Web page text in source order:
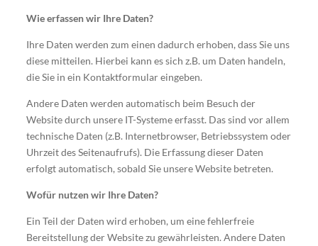
Wie erfassen wir Ihre Daten?
Ihre Daten werden zum einen dadurch erhoben, dass Sie uns
diese mitteilen. Hierbei kann es sich z.B. um Daten handeln,
die Sie in ein Kontaktformular eingeben.
Andere Daten werden automatisch beim Besuch der
Website durch unsere IT-Systeme erfasst. Das sind vor allem
technische Daten (z.B. Internetbrowser, Betriebssystem oder
Uhrzeit des Seitenaufrufs). Die Erfassung dieser Daten
erfolgt automatisch, sobald Sie unsere Website betreten.
Wofür nutzen wir Ihre Daten?
Ein Teil der Daten wird erhoben, um eine fehlerfreie
Bereitstellung der Website zu gewährleisten. Andere Daten